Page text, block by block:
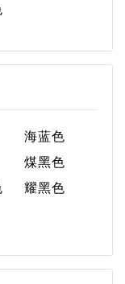
海蓝色
煤黑色
耀黑色